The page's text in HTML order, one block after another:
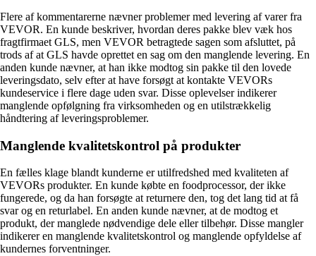
Flere af kommentarerne nævner problemer med levering af varer fra
VEVOR. En kunde beskriver, hvordan deres pakke blev væk hos
fragtfirmaet GLS, men VEVOR betragtede sagen som afsluttet, på
trods af at GLS havde oprettet en sag om den manglende levering. En
anden kunde nævner, at han ikke modtog sin pakke til den lovede
leveringsdato, selv efter at have forsøgt at kontakte VEVORs
kundeservice i flere dage uden svar. Disse oplevelser indikerer
manglende opfølgning fra virksomheden og en utilstrækkelig
håndtering af leveringsproblemer.
Manglende kvalitetskontrol på produkter
En fælles klage blandt kunderne er utilfredshed med kvaliteten af
VEVORs produkter. En kunde købte en foodprocessor, der ikke
fungerede, og da han forsøgte at returnere den, tog det lang tid at få
svar og en returlabel. En anden kunde nævner, at de modtog et
produkt, der manglede nødvendige dele eller tilbehør. Disse mangler
indikerer en manglende kvalitetskontrol og manglende opfyldelse af
kundernes forventninger.